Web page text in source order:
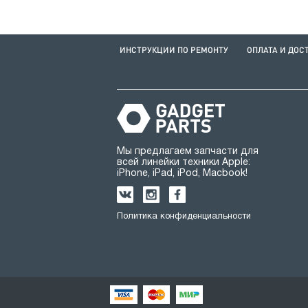
ИНСТРУКЦИИ ПО РЕМОНТУ ОПЛАТА И
Мы предлагаем запчасти для
всей линейки техники Apple:
iPhone, iPad, iPod, Macbook!
Политика конфиденциальности